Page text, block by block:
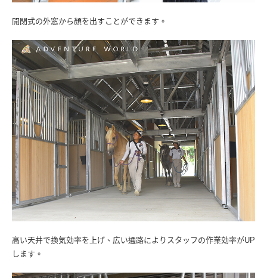
開閉式の外窓から顔を出すことができます。
高い天井で換気効率を上げ、広い通路によりスタッフの作業効率がUP
します。